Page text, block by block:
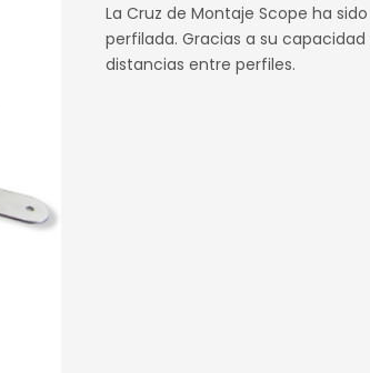
La Cruz de Montaje Scope ha
perfilada. Gracias a su
distancias entre perfiles.